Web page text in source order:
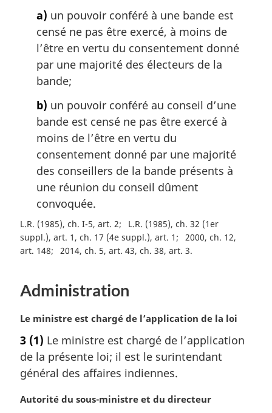
a) un pouvoir conféré à une bande est
censé ne pas être exercé, à moins de
l’être en vertu du consentement donné
par une majorité des électeurs de la
bande;
b) un pouvoir conféré au conseil d’une
bande est censé ne pas être exercé à
moins de l’être en vertu du
consentement donné par une majorité
des conseillers de la bande présents à
une réunion du conseil dûment
convoquée.
L.R. (1985), ch. I-5, art. 2
L.R. (1985), ch. 32 (1er
suppl.), art. 1, ch. 17 (4e suppl.), art. 1
2000, ch. 12,
art. 148
2014, ch. 5, art. 43, ch. 38, art. 3
Administration
N
t
e
m
r
Le ministre est chargé de l’application de la loi
3 (1) Le ministre est chargé de l’application
de la présente loi; il est le surintendant
général des affaires indiennes.
N
Autorité du sous-ministre et du directeur